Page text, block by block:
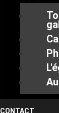
CONTACT